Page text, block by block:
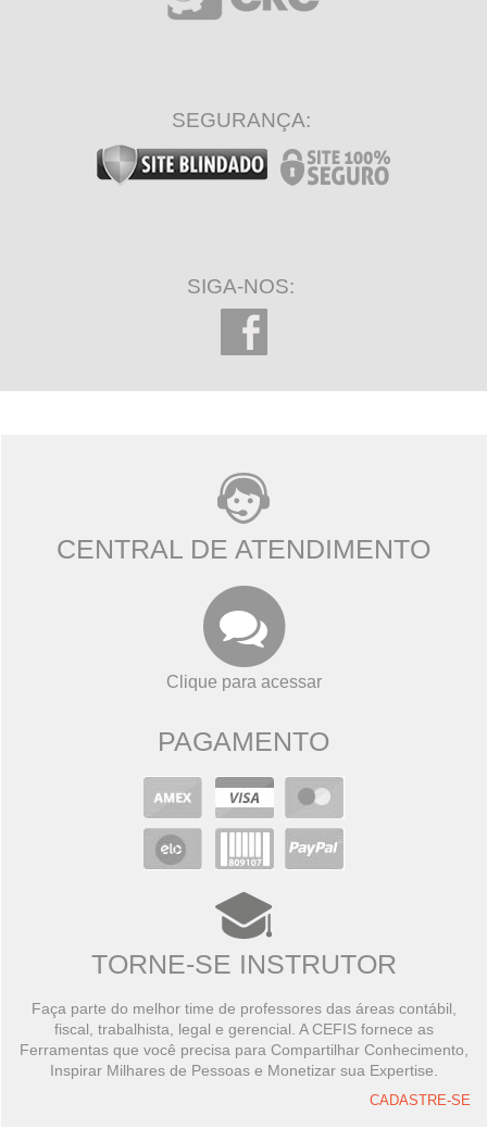
SEGURANÇA:
SIGA-NOS:
CENTRAL DE ATENDIMENTO
Clique para acessar
PAGAMENTO
TORNE-SE INSTRUTOR
Faça parte do melhor time de professores das áreas contábil,
fiscal, trabalhista, legal e gerencial. A CEFIS fornece as
Ferramentas que você precisa para Compartilhar Conhecimento,
Inspirar Milhares de Pessoas e Monetizar sua Expertise.
CADASTRE-SE